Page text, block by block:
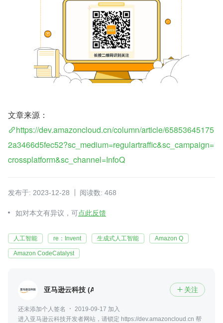
文章来源：
https://dev.amazoncloud.cn/column/article/65853645175
2a3466d5fec52?sc_medium=regulartraffic&sc_campaign=
crossplatform&sc_channel=InfoQ
发布于: 2023-12-28 阅读数: 468
如对本文有异议，可点此反馈
人工智能 re：Invent 生成式人工智能 Amazon Q
Amazon CodeCatalyst
 关注
还未添加个人签名
2019-09-17 加入
进入亚马逊云科技开发者网站，请锁定 https://dev.amazoncloud.cn 帮